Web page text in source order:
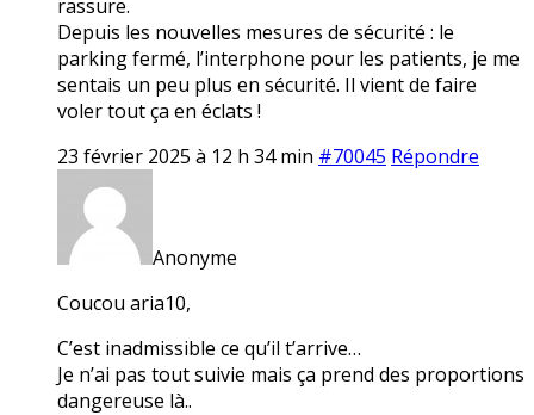
rassure.
Depuis les nouvelles mesures de sécurité : le
parking fermé, l’interphone pour les patients, je me
sentais un peu plus en sécurité. Il vient de faire
voler tout ça en éclats !
23 février 2025 à 12 h 34 min #70045 Répondre
Anonyme
Coucou aria10,
C’est inadmissible ce qu’il t’arrive…
Je n’ai pas tout suivie mais ça prend des proportions
dangereuse là..